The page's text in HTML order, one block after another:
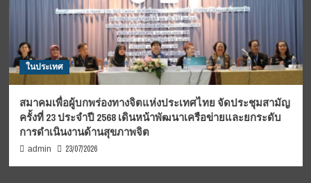
ในประเทศ
สมาคมเพื่อผู้บกพร่องทางจิตแห่งประเทศไทย จัดประชุมสามัญ
ครั้งที่ 23 ประจำปี 2568 เดินหน้าพัฒนาเครือข่ายและยกระดับ
การดำเนินงานด้านสุขภาพจิต
admin 23/07/2026